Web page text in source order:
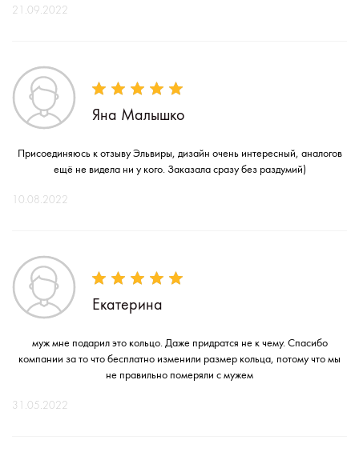
21.09.2022
Яна Малышко
Присоединяюсь к отзыву Эльвиры, дизайн очень интересный, аналогов
ещё не видела ни у кого. Заказала сразу без раздумий)
10.08.2022
Екатерина
муж мне подарил это кольцо. Даже придратся не к чему. Спасибо
компании за то что бесплатно изменили размер кольца, потому что мы
не правильно померяли с мужем
31.05.2022